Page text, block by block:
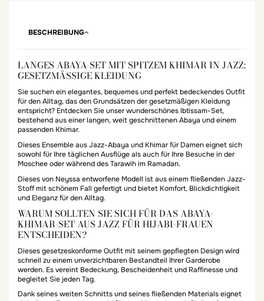
BESCHREIBUNG
LANGES ABAYA-SET MIT SPITZEM KHIMAR IN JAZZ:
GESETZMÄSSIGE KLEIDUNG
Sie suchen ein elegantes, bequemes und perfekt bedeckendes Outfit
für den Alltag, das den Grundsätzen der gesetzmäßigen Kleidung
entspricht? Entdecken Sie unser wunderschönes Ibtissam-Set,
bestehend aus einer langen, weit geschnittenen Abaya und einem
passenden Khimar.
Dieses Ensemble aus Jazz-Abaya und Khimar für Damen eignet sich
sowohl für Ihre täglichen Ausflüge als auch für Ihre Besuche in der
Moschee oder während des Tarawih im Ramadan.
Dieses von Neyssa entworfene Modell ist aus einem fließenden Jazz-
Stoff mit schönem Fall gefertigt und bietet Komfort, Blickdichtigkeit
und Eleganz für den Alltag.
WARUM SOLLTEN SIE SICH FÜR DAS ABAYA-
KHIMAR-SET AUS JAZZ FÜR HIJABI-FRAUEN
ENTSCHEIDEN?
Dieses gesetzeskonforme Outfit mit seinem gepflegten Design wird
schnell zu einem unverzichtbaren Bestandteil Ihrer Garderobe
werden. Es vereint Bedeckung, Bescheidenheit und Raffinesse und
begleitet Sie jeden Tag.
Dank seines weiten Schnitts und seines fließenden Materials eignet